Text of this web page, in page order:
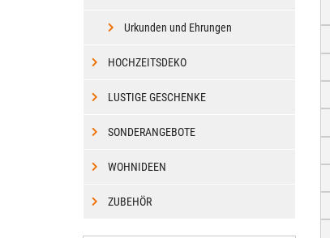
Urkunden und Ehrungen
HOCHZEITSDEKO
LUSTIGE GESCHENKE
SONDERANGEBOTE
WOHNIDEEN
ZUBEHÖR